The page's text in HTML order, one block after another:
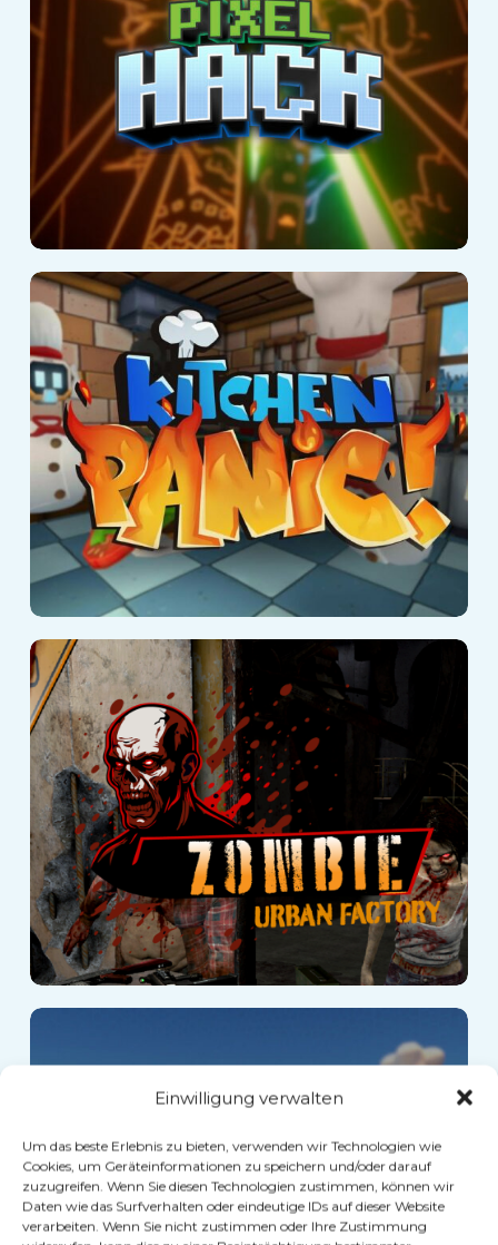
Einwilligung verwalten
Um das beste Erlebnis zu bieten, verwenden wir Technologien wie
Cookies, um Geräteinformationen zu speichern und/oder darauf
zuzugreifen. Wenn Sie diesen Technologien zustimmen, können wir
Daten wie das Surfverhalten oder eindeutige IDs auf dieser Website
verarbeiten. Wenn Sie nicht zustimmen oder Ihre Zustimmung
Kitchen Panic!
Zombie-
Stadtfabrik
Party Playland
Adventure